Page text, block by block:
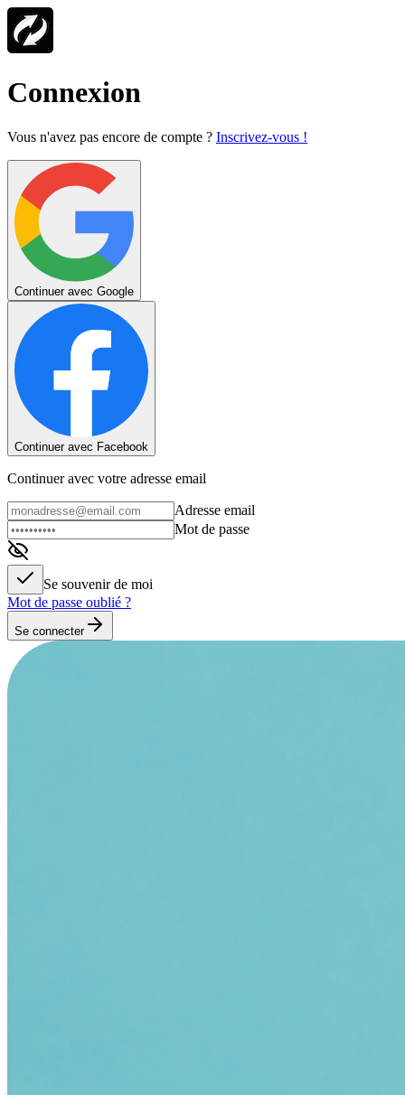
Connexion
Vous n'avez pas encore de compte ? Inscrivez-vous !
Continuer avec Google
Continuer avec Facebook
Continuer avec votre adresse email
Adresse email
Mot de passe
Se souvenir de moi
Mot de passe oublié ?
Se connecter